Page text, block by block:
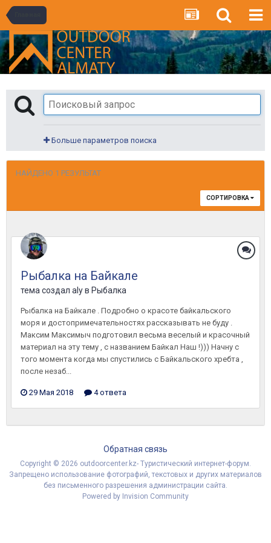
Больше параметров поиска
НАЙДЕНО 1 РЕЗУЛЬТАТ
СОРТИРОВКА
Рыбалка на Байкале
тема создал alyв Рыбалка
Рыбалка на Байкале . Подробно о красоте байкальского
моря и достопримечательностях рассказывать не буду .
Максим Максимыч подготовил весьма веселый и красочный
материал на эту тему , с названием Байкал Наш !))) Начну с
того момента когда мы спустились с Байкальского хребта ,
после незаб...
29 Мая 2018 4 ответа
Обратная связь
Copyright © 2026 outdoorcenter.kz- Туристический интернет-форум.
Запрещено использование фотографий, текстовых и других материалов
без письменного разрешения администрации сайта.
Powered by Invision Community